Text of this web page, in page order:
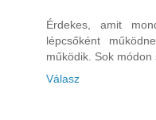
Érdekes, amit
lépcsőként
működik. Sok módon
Válasz